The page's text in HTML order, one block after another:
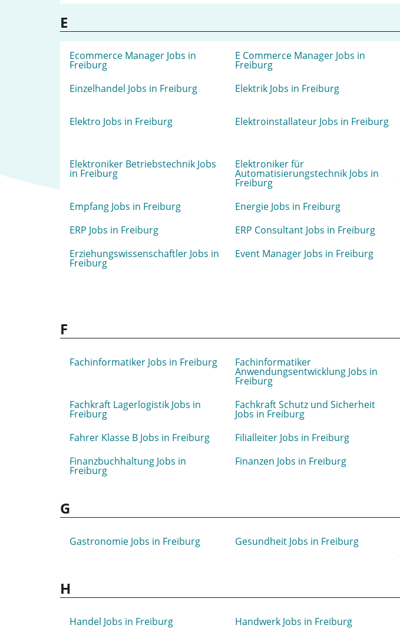
E
Ecommerce Manager Jobs in
Freiburg
E Commerce Manager Jobs in
Freiburg
Einzelhandel Jobs in Freiburg Elektrik Jobs in Freiburg
Elektro Jobs in Freiburg
Elektroinstallateur Jobs in Freiburg
Elektroniker Betriebstechnik Jobs
in Freiburg
Elektroniker für
Automatisierungstechnik Jobs in
Freiburg
Empfang Jobs in Freiburg Energie Jobs in Freiburg
ERP Jobs in Freiburg
ERP Consultant Jobs in Freiburg
Erziehungswissenschaftler Jobs in
Freiburg
Event Manager Jobs in Freiburg
F
Fachinformatiker Jobs in Freiburg Fachinformatiker
Anwendungsentwicklung Jobs in
Freiburg
Fachkraft Lagerlogistik Jobs in
Freiburg
Fachkraft Schutz und Sicherheit
Jobs in Freiburg
Fahrer Klasse B Jobs in Freiburg Filialleiter Jobs in Freiburg
Finanzbuchhaltung Jobs in
Freiburg
Finanzen Jobs in Freiburg
G
Gastronomie Jobs in Freiburg Gesundheit Jobs in Freiburg
H
Handel Jobs in Freiburg Handwerk Jobs in Freiburg